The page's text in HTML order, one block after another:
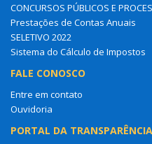
CONCURSOS PÚBLICOS E
Prestações de Contas Anuais
SELETIVO 2022
Sistema do Cálculo de Impostos
FALE CONOSCO
Entre em contato
Ouvidoria
PORTAL DA TRANSPARÊNCIA